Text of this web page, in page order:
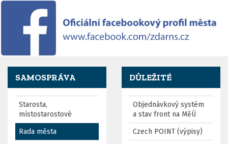
SAMOSPRÁVA
Starosta,
místostarostové
Rada města
DŮLEŽITÉ
Objednávkový systém
a stav front na MěÚ
Czech POINT (výpisy)